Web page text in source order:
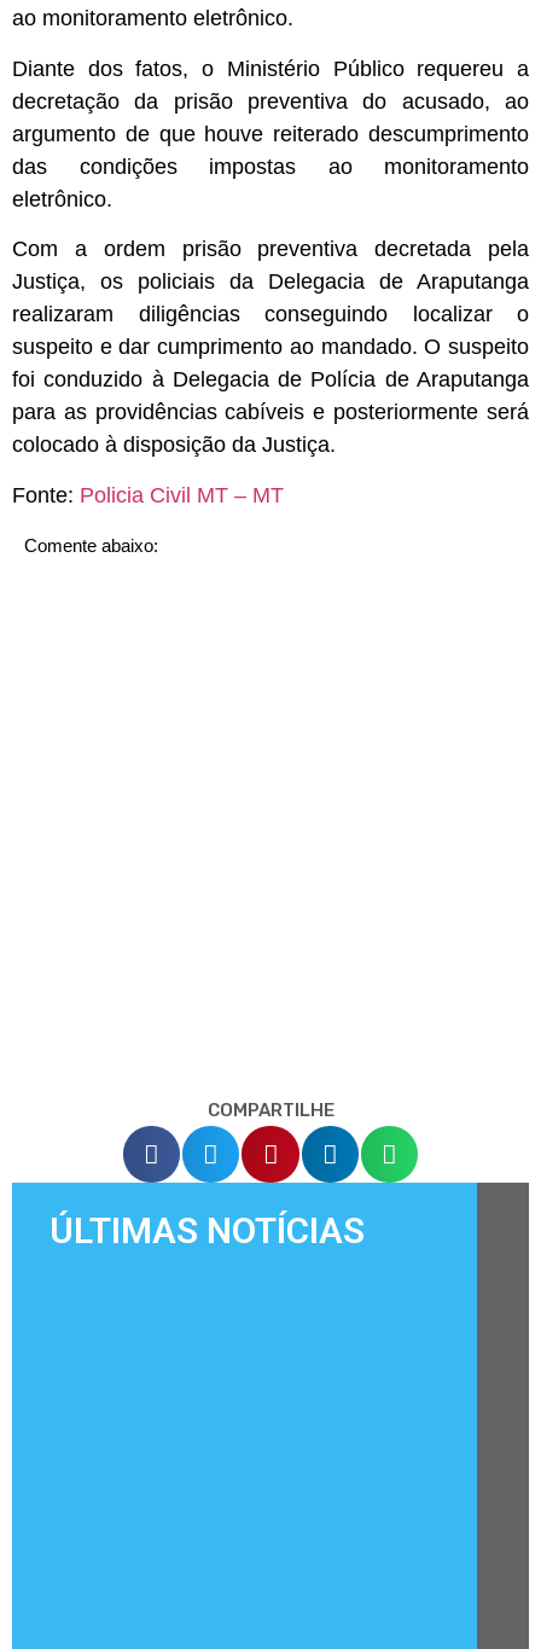
ao monitoramento eletrônico.
Diante dos fatos, o Ministério Público requereu a
decretação da prisão preventiva do acusado, ao
argumento de que houve reiterado descumprimento
das condições impostas ao monitoramento
eletrônico.
Com a ordem prisão preventiva decretada pela
Justiça, os policiais da Delegacia de Araputanga
realizaram diligências conseguindo localizar o
suspeito e dar cumprimento ao mandado. O suspeito
foi conduzido à Delegacia de Polícia de Araputanga
para as providências cabíveis e posteriormente será
colocado à disposição da Justiça.
Fonte: Policia Civil MT – MT
Comente abaixo:
COMPARTILHE
ÚLTIMAS NOTÍCIAS